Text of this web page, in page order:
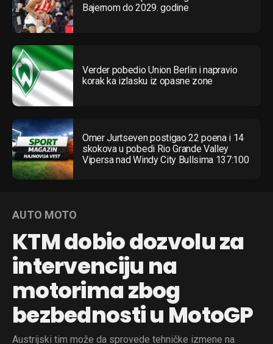
Bajernom do 2029. godine
Verder pobedio Union Berlin i napravio
korak ka izlasku iz opasne zone
Omer Jurtseven postigao 22 poena i 14
skokova u pobedi Rio Grande Valley
Vipersa nad Windy City Bullsima 137:100
AUTO MOTO
KTM dobio dozvolu za
intervenciju na
motorima zbog
bezbednosti u MotoGP
Austrijski tim može da sprovede tehničke izmene na